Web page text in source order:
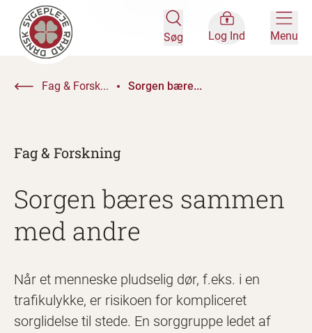
Søg Log Ind Menu
Fag & Forsk... Sorgen bære...
Fag & Forskning
Sorgen bæres sammen
med andre
Når et menneske pludselig dør, f.eks. i en
trafikulykke, er risikoen for kompliceret
sorglidelse til stede. En sorggruppe ledet af